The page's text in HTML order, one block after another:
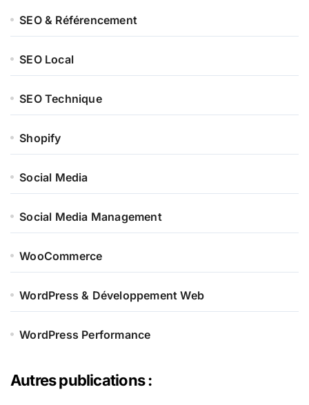
SEO & Référencement
SEO Local
SEO Technique
Shopify
Social Media
Social Media Management
WooCommerce
WordPress & Développement Web
WordPress Performance
Autres publications :